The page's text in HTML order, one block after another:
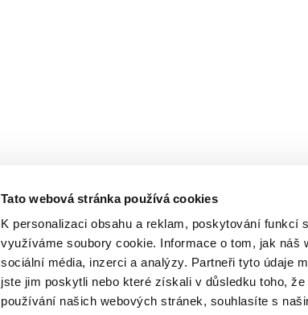
Tato webová stránka používá cookies
K personalizaci obsahu a reklam, poskytování
využíváme soubory cookie. Informace o tom, jak
sociální média, inzerci a analýzy. Partneři tyto údaje
jste jim poskytli nebo které získali v důsledku toho,
používání našich webových stránek, souhlasíte s